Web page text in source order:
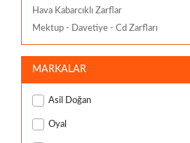
Hava Kabarcıklı Zarflar
Mektup - Davetiye - Cd Zarfları
MARKALAR
Asil Doğan
Oyal